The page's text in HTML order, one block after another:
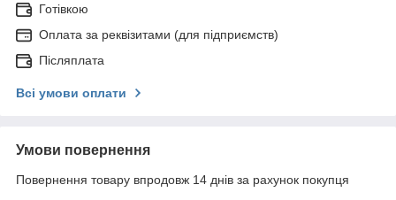
Готівкою
Оплата за реквізитами (для підприємств)
Післяплата
Всі умови оплати
Умови повернення
Повернення товару впродовж 14 днів за рахунок покупця